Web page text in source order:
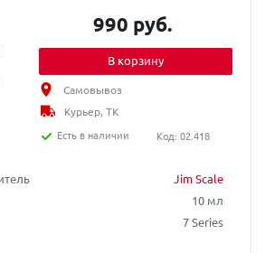
Jim Scale
10 мл
7 Series
990 руб.
В корзину
Самовывоз
Курьер, ТК
Есть в наличии
Код: 02.418